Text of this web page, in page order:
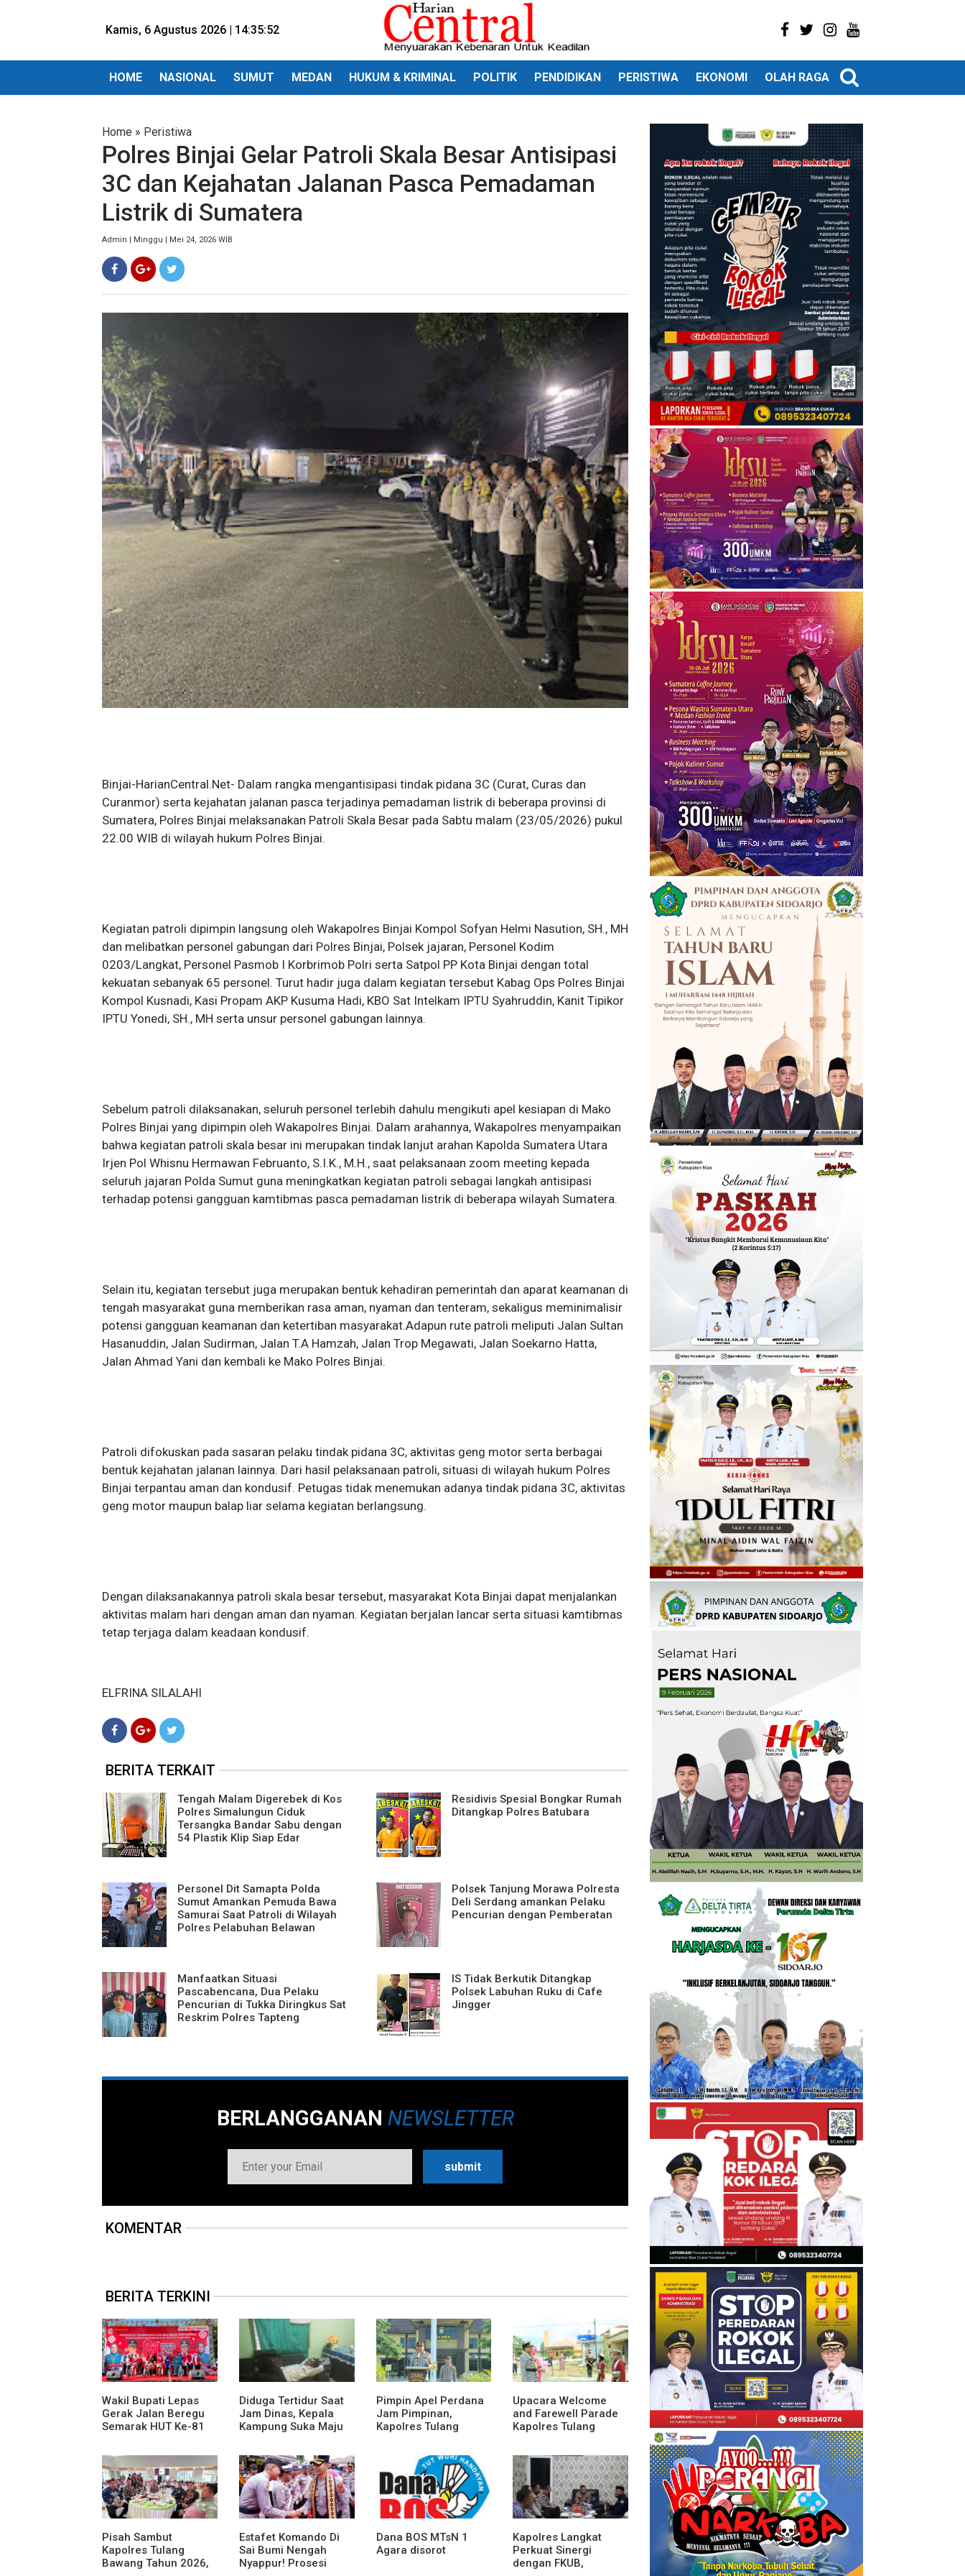
Kamis, 6 Agustus 2026 | 14:35:53
HOME NASIONAL SUMUT MEDAN HUKUM & KRIMINAL POLITIK PENDIDIKAN PERISTIWA EKONOMI OLAH RAGA
Home » Peristiwa
Polres Binjai Gelar Patroli Skala Besar Antisipasi
3C dan Kejahatan Jalanan Pasca Pemadaman
Listrik di Sumatera
Admin | Minggu | Mei 24, 2026 WIB
Binjai-HarianCentral.Net- Dalam rangka mengantisipasi tindak pidana 3C (Curat, Curas dan
Curanmor) serta kejahatan jalanan pasca terjadinya pemadaman listrik di beberapa provinsi di
Sumatera, Polres Binjai melaksanakan Patroli Skala Besar pada Sabtu malam (23/05/2026) pukul
22.00 WIB di wilayah hukum Polres Binjai.
Kegiatan patroli dipimpin langsung oleh Wakapolres Binjai Kompol Sofyan Helmi Nasution, SH., MH
dan melibatkan personel gabungan dari Polres Binjai, Polsek jajaran, Personel Kodim
0203/Langkat, Personel Pasmob I Korbrimob Polri serta Satpol PP Kota Binjai dengan total
kekuatan sebanyak 65 personel. Turut hadir juga dalam kegiatan tersebut Kabag Ops Polres Binjai
Kompol Kusnadi, Kasi Propam AKP Kusuma Hadi, KBO Sat Intelkam IPTU Syahruddin, Kanit Tipikor
IPTU Yonedi, SH., MH serta unsur personel gabungan lainnya.
Sebelum patroli dilaksanakan, seluruh personel terlebih dahulu mengikuti apel kesiapan di Mako
Polres Binjai yang dipimpin oleh Wakapolres Binjai. Dalam arahannya, Wakapolres menyampaikan
bahwa kegiatan patroli skala besar ini merupakan tindak lanjut arahan Kapolda Sumatera Utara
Irjen Pol Whisnu Hermawan Februanto, S.I.K., M.H., saat pelaksanaan zoom meeting kepada
seluruh jajaran Polda Sumut guna meningkatkan kegiatan patroli sebagai langkah antisipasi
terhadap potensi gangguan kamtibmas pasca pemadaman listrik di beberapa wilayah Sumatera.
Selain itu, kegiatan tersebut juga merupakan bentuk kehadiran pemerintah dan aparat keamanan di
tengah masyarakat guna memberikan rasa aman, nyaman dan tenteram, sekaligus meminimalisir
potensi gangguan keamanan dan ketertiban masyarakat.Adapun rute patroli meliputi Jalan Sultan
Hasanuddin, Jalan Sudirman, Jalan T.A Hamzah, Jalan Trop Megawati, Jalan Soekarno Hatta,
Jalan Ahmad Yani dan kembali ke Mako Polres Binjai.
Patroli difokuskan pada sasaran pelaku tindak pidana 3C, aktivitas geng motor serta berbagai
bentuk kejahatan jalanan lainnya. Dari hasil pelaksanaan patroli, situasi di wilayah hukum Polres
Binjai terpantau aman dan kondusif. Petugas tidak menemukan adanya tindak pidana 3C, aktivitas
geng motor maupun balap liar selama kegiatan berlangsung.
Dengan dilaksanakannya patroli skala besar tersebut, masyarakat Kota Binjai dapat menjalankan
aktivitas malam hari dengan aman dan nyaman. Kegiatan berjalan lancar serta situasi kamtibmas
tetap terjaga dalam keadaan kondusif.
ELFRINA SILALAHI
BERITA TERKAIT
Tengah Malam Digerebek di Kos
Polres Simalungun Ciduk
Tersangka Bandar Sabu dengan
54 Plastik Klip Siap Edar
Residivis Spesial Bongkar Rumah
Ditangkap Polres Batubara
Personel Dit Samapta Polda
Sumut Amankan Pemuda Bawa
Samurai Saat Patroli di Wilayah
Polres Pelabuhan Belawan
Polsek Tanjung Morawa Polresta
Deli Serdang amankan Pelaku
Pencurian dengan Pemberatan
Manfaatkan Situasi
Pascabencana, Dua Pelaku
Pencurian di Tukka Diringkus Sat
Reskrim Polres Tapteng
IS Tidak Berkutik Ditangkap
Polsek Labuhan Ruku di Cafe
Jingger
BERLANGGANAN NEWSLETTER
KOMENTAR
BERITA TERKINI
Wakil Bupati Lepas
Gerak Jalan Beregu
Semarak HUT Ke-81
Diduga Tertidur Saat
Jam Dinas, Kepala
Kampung Suka Maju
Media
Pimpin Apel Perdana
Jam Pimpinan,
Kapolres Tulang
Arahan dan
Penekanan Pada
Personil
Upacara Welcome
and Farewell Parade
Kapolres Tulang
Berlangsung Khidmat
Pisah Sambut
Kapolres Tulang
Bawang Tahun 2026,
Estafet Komando Di
Sai Bumi Nengah
Nyappur! Prosesi
Dana BOS MTsN 1
Agara disorot
Kapolres Langkat
Perkuat Sinergi
dengan FKUB,